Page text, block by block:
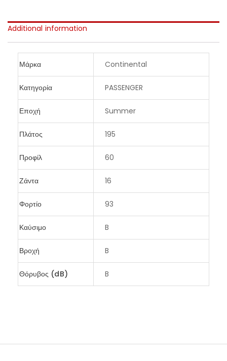
Additional information
Μάρκα Continental
Κατηγορία PASSENGER
Εποχή Summer
Πλάτος 195
Προφίλ 60
Ζάντα 16
Φορτίο 93
Καύσιμο B
Βροχή B
Θόρυβος (dB) B